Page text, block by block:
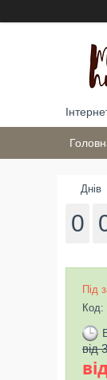
Днів
0
Під
Код:
від